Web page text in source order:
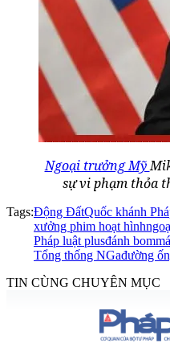
Ngoại trưởng Mỹ
sự vi phạm thỏa
Tags:Động ĐấtQuốc khánh
xưởng phim hoạt hình
Pháp luật plusđánh bom
Tổng thống NGađường
TIN CÙNG CHUYÊN MỤC